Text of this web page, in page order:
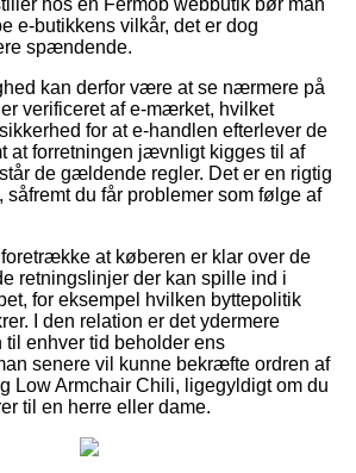
e-butikkens vilkår, det er dog
spændende.
kan derfor være at se nærmere på
verificeret af e-mærket, hvilket
for at e-handlen efterlever de
at forretningen jævnligt kigges til af
de gældende regler. Det er en rigtig
såfremt du får problemer som følge af
at køberen er klar over de
retningslinjer der kan spille ind i
for eksempel hvilken byttepolitik
I den relation er det ydermere
til enhver tid beholder ens
senere vil kunne bekræfte ordren af
Low Armchair Chili, ligegyldigt om du
til en herre eller dame.